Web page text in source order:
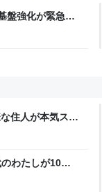
盤強化が緊急の
住人が本気スキ
略 東京・中央
わたしが10年